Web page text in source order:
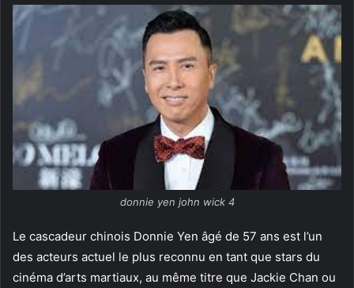
donnie yen john wick 4
Le cascadeur chinois Donnie Yen âgé de 57 ans est l’un
des acteurs actuel le plus reconnu en tant que stars du
cinéma d’arts martiaux, au même titre que Jackie Chan ou